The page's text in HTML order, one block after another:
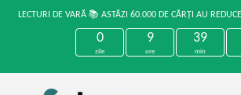
LECTURI DE VARĂ 📚 ASTĂZI 60.000 DE CĂRȚI AU
0
zile
9
ore
39
min